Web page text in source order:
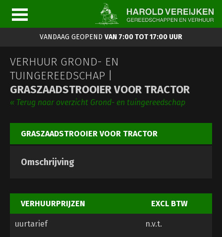
VANDAAG GEOPEND VAN 7:00 TOT 17:00 UUR
VERHUUR GROND- EN
TUINGEREEDSCHAP |
GRASZAADSTROOIER VOOR TRACTOR
« Terug naar overzicht Grond- en tuingereedschap
GRASZAADSTROOIER VOOR TRACTOR
Omschrijving
VERHUURPRIJZEN EXCL BTW
uurtarief n.v.t.